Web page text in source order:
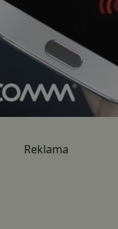
Reklama